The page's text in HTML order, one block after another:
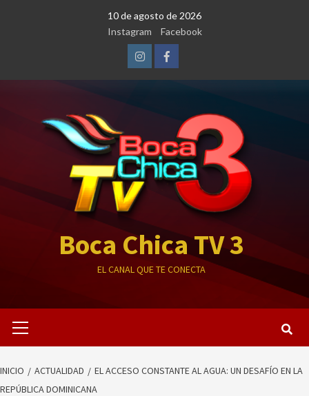
10 de agosto de 2026
Instagram
Facebook
InstagramFacebook
Boca Chica TV 3
EL CANAL QUE TE CONECTA
primario
INICIO ACTUALIDAD
EL ACCESO CONSTANTE AL AGUA: UN DESAFÍO EN LA
REPÚBLICA DOMINICANA